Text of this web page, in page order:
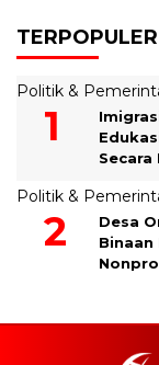
TERPOPULER
Politik &
Secara
Politik &
Desa
Binaan